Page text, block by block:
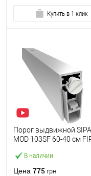
Купить в 1 клик
В наличии
Порог выдвижной
MOD 103SF 60-40 см
Цена 775 грн.